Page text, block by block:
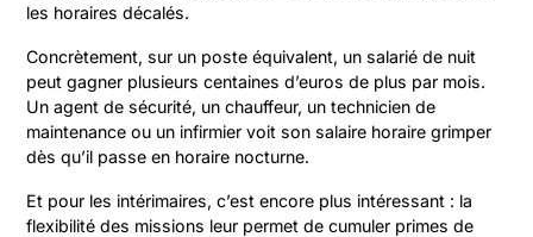
les horaires décalés.
Concrètement, sur un poste équivalent, un salarié de nuit
peut gagner plusieurs centaines d’euros de plus par mois.
Un agent de sécurité, un chauffeur, un technicien de
maintenance ou un infirmier voit son salaire horaire grimper
dès qu’il passe en horaire nocturne.
Et pour les intérimaires, c’est encore plus intéressant : la
flexibilité des missions leur permet de cumuler primes de